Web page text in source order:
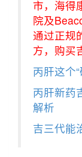
市，海得
院及
通过正规
方，购买
丙肝这个
丙肝新药
解析
吉三代能